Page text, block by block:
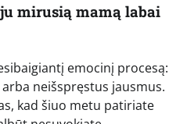
mirusią mamą labai
emocinį procesą:
neišspręstus jausmus.
kad šiuo metu patiriate